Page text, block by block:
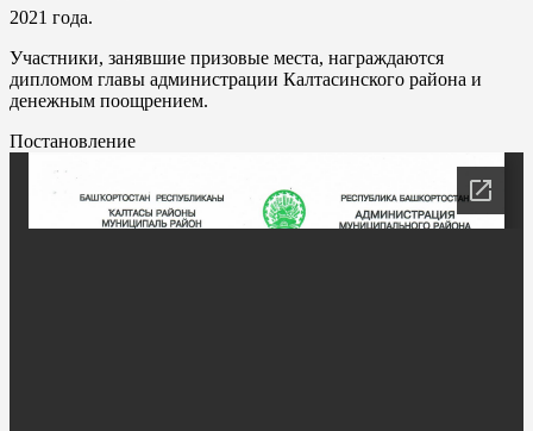
2021 года.
Участники, занявшие призовые места, награждаются
дипломом главы администрации Калтасинского района и
денежным поощрением.
Постановление